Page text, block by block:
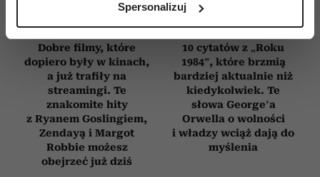
(fingerprinting, czyli wirtualny odcisk palca)
dane są przetwarzane oraz ustaw własne preferencje w
sekcji szczegółów. W Deklaracji plików cookie możesz
zmienić lub wycofać swoją zgodę w dowolnej chwili.
Wykorzystujemy pliki cookie do spersonalizowania treści
i reklam, aby oferować funkcje społecznościowe i
analizować ruch w naszej witrynie. Informacje o tym, jak
korzystasz z naszej witryny, udostępniamy partnerom
Spersonalizuj
Dobre filmy, które
dopiero były w kinach,
a już trafiły na
streamingi. Te
znakomite hity
z Ryanem Goslingiem,
Zendayą i Margot
Robbie możesz
obejrzeć już dziś
10 cytatów z „Roku
1984”, które brzmią
bardziej aktualnie niż
kiedykolwiek. Te
słowa George’a
Orwella o wolności
i władzy wciąż dają do
myślenia